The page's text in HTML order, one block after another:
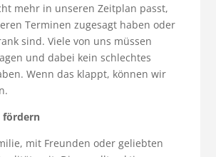
mehr in unseren Zeitplan passt,
Terminen zugesagt haben oder
sind. Viele von uns müssen
und dabei kein schlechtes
Wenn das klappt, können wir
fördern
mit Freunden oder geliebten